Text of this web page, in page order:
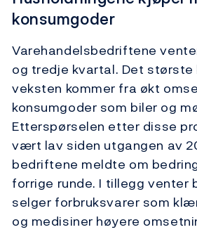
konsumgoder
Varehandelsbedriftene
og tredje kvartal. Det
veksten kommer fra økt
konsumgoder som biler og
Etterspørselen etter disse
vært lav siden utgangen av
bedriftene meldte om
forrige runde. I tillegg venter
selger forbruksvarer som
og medisiner høyere